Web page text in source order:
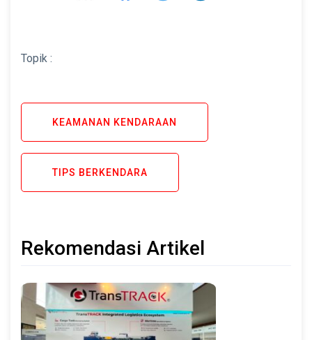
Topik :
KEAMANAN KENDARAAN
TIPS BERKENDARA
Rekomendasi Artikel